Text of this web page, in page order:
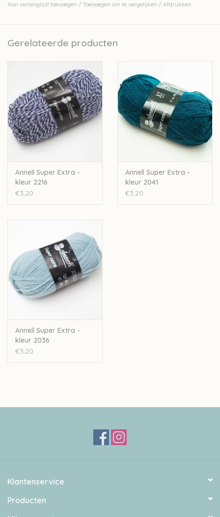
van pulls of andere brei- en haakprojecten.
75%wol - 25%polyamide
Wil je meer wol bestellen dan er momenteel bij ons op
voorraad is? Stuur een mailtje naarLien@Wolder.be. Annell is
een Belgisch bedrijf, waardoor we makkelijk wol kunnen
bijbestellen op vraag.
Aan verlanglijst toevoegen / Toevoegen om te vergelijken / Afdrukken
Gerelateerde producten
Annell Super Extra -
kleur 2216
€3,20
Annell Super Extra -
kleur 2041
€3,20
Annell Super Extra -
kleur 2036
€3,20
Klantenservice
Producten